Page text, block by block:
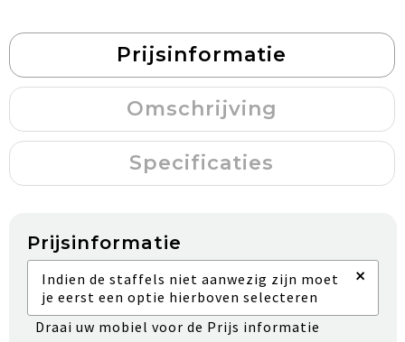
Prijsinformatie
Omschrijving
Specificaties
Prijsinformatie
Indien de staffels niet aanwezig zijn moet
je eerst een optie hierboven selecteren
×
Draai uw mobiel voor de Prijs informatie